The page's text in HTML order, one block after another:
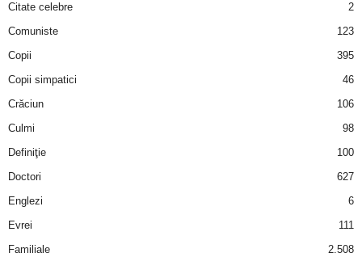
Citate celebre
2
Comuniste
123
Copii
395
Copii simpatici
46
Crăciun
106
Culmi
98
Definiţie
100
Doctori
627
Englezi
6
Evrei
111
Familiale
2.508